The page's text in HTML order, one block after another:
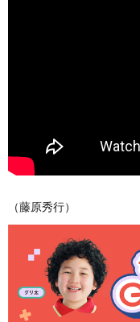
（藤原秀行）